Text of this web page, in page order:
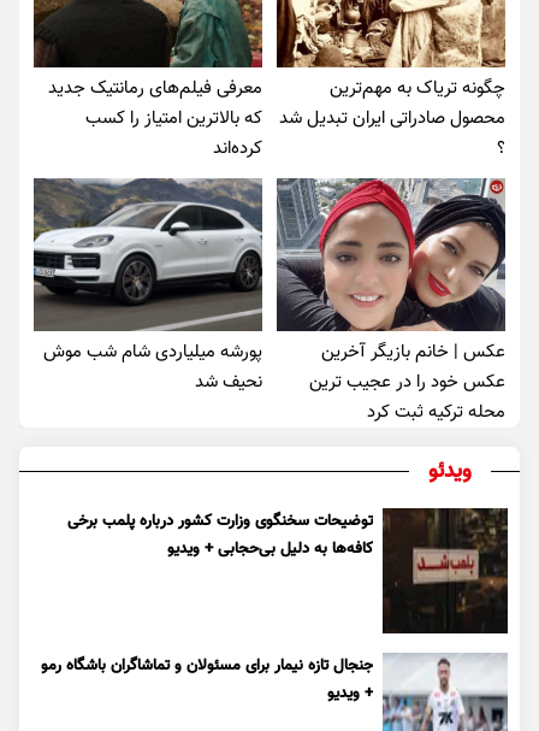
چگونه تریاک به مهم‌ترین
محصول صادراتی ایران تبدیل شد
؟
معرفی فیلم‌های رمانتیک جدید
که بالاترین امتیاز را کسب
کرده‌اند
عکس | خانم بازیگر آخرین
عکس خود را در عجیب ترین
محله ترکیه ثبت کرد
پورشه میلیاردی شام شب موش‌
نحیف شد
ویدئو
توضیحات سخنگوی وزارت کشور درباره پلمب برخی
کافه‌ها به دلیل بی‌حجابی + ویدیو
جنجال تازه نیمار برای مسئولان و تماشاگران باشگاه رمو
+ ویدیو